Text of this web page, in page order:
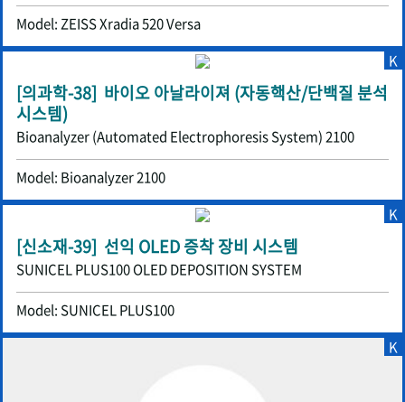
Model: ZEISS Xradia 520 Versa
[의과학-38] 바이오 아날라이져 (자동핵산/단백질 분석
시스템)
Bioanalyzer (Automated Electrophoresis System) 2100
Model: Bioanalyzer 2100
K
[신소재-39] 선익 OLED 증착 장비 시스템
SUNICEL PLUS100 OLED DEPOSITION SYSTEM
Model: SUNICEL PLUS100
K
K